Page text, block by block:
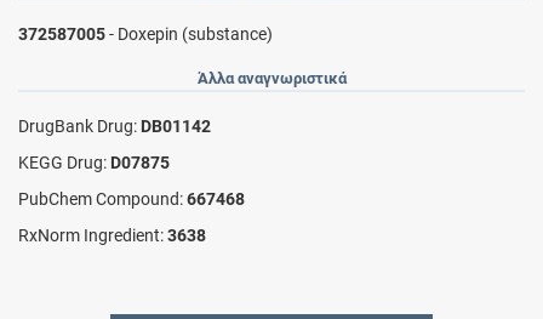
372587005- Doxepin (substance)
Άλλα αναγνωριστικά
DrugBank Drug: DB01142
KEGG Drug: D07875
PubChem Compound:667468
RxNorm Ingredient:3638